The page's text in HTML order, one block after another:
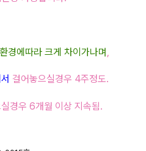
경에따라 크게 차이가나며,
걸어놓으실경우 4주정도.
경우 6개월 이상 지속됨.